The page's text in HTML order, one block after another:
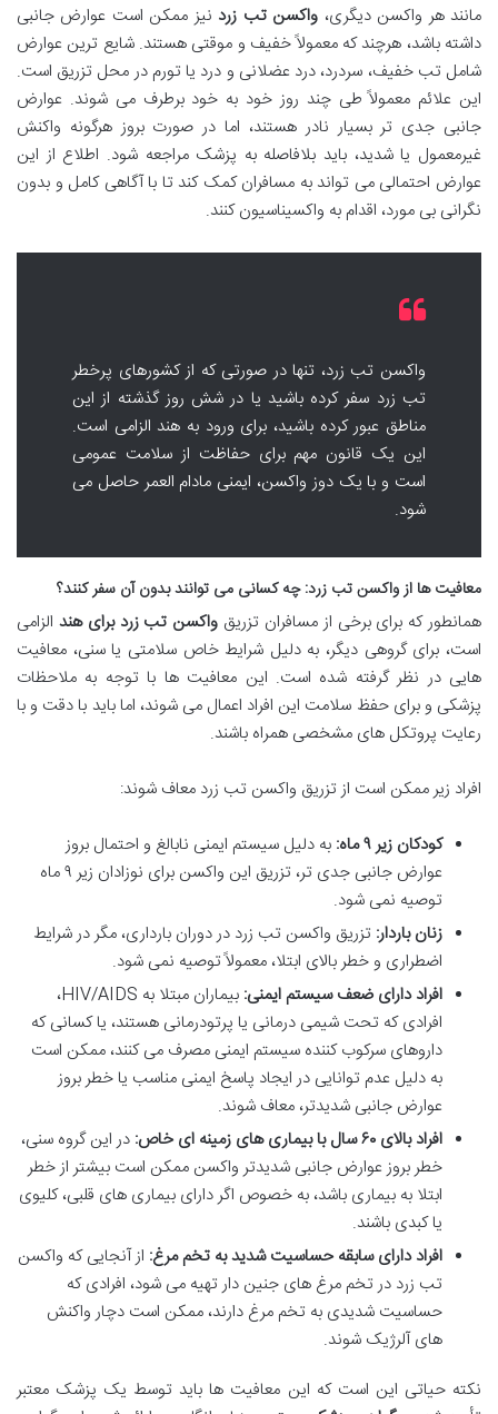
مانند هر واکسن دیگری، واکسن تب زرد نیز ممکن است عوارض جانبی
داشته باشد، هرچند که معمولاً خفیف و موقتی هستند. شایع ترین عوارض
شامل تب خفیف، سردرد، درد عضلانی و درد یا تورم در محل تزریق است.
این علائم معمولاً طی چند روز خود به خود برطرف می شوند. عوارض
جانبی جدی تر بسیار نادر هستند، اما در صورت بروز هرگونه واکنش
غیرمعمول یا شدید، باید بلافاصله به پزشک مراجعه شود. اطلاع از این
عوارض احتمالی می تواند به مسافران کمک کند تا با آگاهی کامل و بدون
نگرانی بی مورد، اقدام به واکسیناسیون کنند.
واکسن تب زرد، تنها در صورتی که از کشورهای پرخطر
تب زرد سفر کرده باشید یا در شش روز گذشته از این
مناطق عبور کرده باشید، برای ورود به هند الزامی است.
این یک قانون مهم برای حفاظت از سلامت عمومی
است و با یک دوز واکسن، ایمنی مادام العمر حاصل می
شود.
معافیت ها از واکسن تب زرد: چه کسانی می توانند بدون آن سفر کنند؟
همانطور که برای برخی از مسافران تزریق واکسن تب زرد برای هند الزامی
است، برای گروهی دیگر، به دلیل شرایط خاص سلامتی یا سنی، معافیت
هایی در نظر گرفته شده است. این معافیت ها با توجه به ملاحظات
پزشکی و برای حفظ سلامت این افراد اعمال می شوند، اما باید با دقت و با
رعایت پروتکل های مشخصی همراه باشند.
افراد زیر ممکن است از تزریق واکسن تب زرد معاف شوند:
کودکان زیر ۹ ماه:
به دلیل سیستم ایمنی نابالغ و احتمال بروز
عوارض جانبی جدی تر، تزریق این واکسن برای نوزادان زیر ۹ ماه
توصیه نمی شود.
زنان باردار: تزریق واکسن تب زرد در دوران بارداری، مگر در شرایط
اضطراری و خطر بالای ابتلا، معمولاً توصیه نمی شود.
افراد دارای ضعف سیستم ایمنی:
بیماران مبتلا به HIV/AIDS،
افرادی که تحت شیمی درمانی یا پرتودرمانی هستند، یا کسانی که
داروهای سرکوب کننده سیستم ایمنی مصرف می کنند، ممکن است
به دلیل عدم توانایی در ایجاد پاسخ ایمنی مناسب یا خطر بروز
عوارض جانبی شدیدتر، معاف شوند.
افراد بالای ۶۰ سال با بیماری های زمینه ای خاص:
در این گروه سنی،
خطر بروز عوارض جانبی شدیدتر واکسن ممکن است بیشتر از خطر
ابتلا به بیماری باشد، به خصوص اگر دارای بیماری های قلبی، کلیوی
یا کبدی باشند.
افراد دارای سابقه حساسیت شدید به تخم مرغ: از آنجایی که واکسن
تب زرد در تخم مرغ های جنین دار تهیه می شود، افرادی که
حساسیت شدیدی به تخم مرغ دارند، ممکن است دچار واکنش
های آلرژیک شوند.
نکته حیاتی این است که این معافیت ها باید توسط یک پزشک معتبر